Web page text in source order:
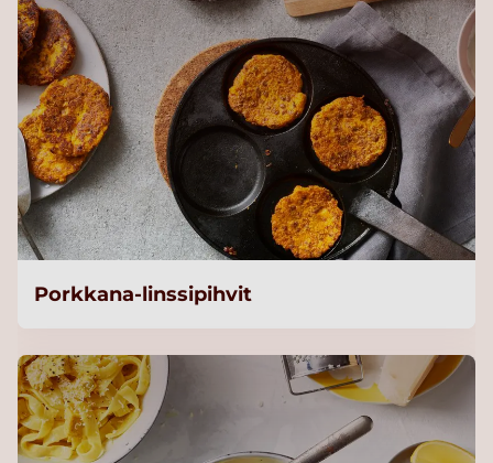
Porkkana-linssipihvit